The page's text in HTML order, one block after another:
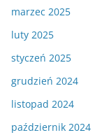
marzec 2025
luty 2025
styczeń 2025
grudzień 2024
listopad 2024
październik 2024